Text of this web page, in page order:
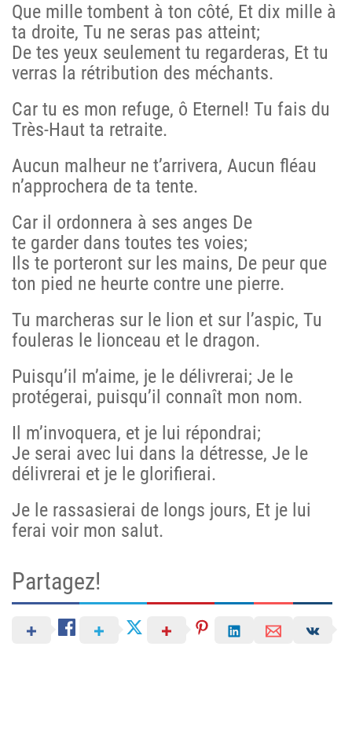
Que mille tombent à ton côté, Et dix mille à
ta droite, Tu ne seras pas atteint;
De tes yeux seulement tu regarderas, Et tu
verras la rétribution des méchants.
Car tu es mon refuge, ô Eternel! Tu fais du
Très-Haut ta retraite.
Aucun malheur ne t’arrivera, Aucun fléau
n’approchera de ta tente.
Car il ordonnera à ses anges De
te garder dans toutes tes voies;
Ils te porteront sur les mains, De peur que
ton pied ne heurte contre une pierre.
Tu marcheras sur le lion et sur l’aspic, Tu
fouleras le lionceau et le dragon.
Puisqu’il m’aime, je le délivrerai; Je le
protégerai, puisqu’il connaît mon nom.
Il m’invoquera, et je lui répondrai;
Je serai avec lui dans la détresse, Je le
délivrerai et je le glorifierai.
Je le rassasierai de longs jours, Et je lui
ferai voir mon salut.
Partagez!